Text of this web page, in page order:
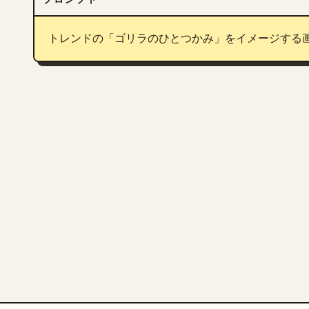
トレンドの「ゴリラのひとつかみ」をイメージする